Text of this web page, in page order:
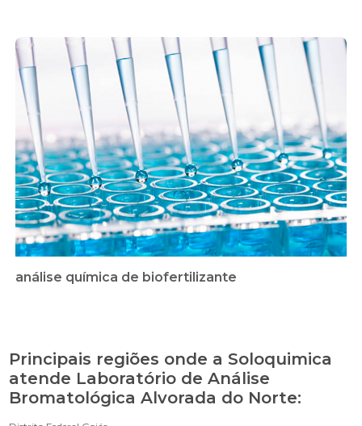
análise química de biofertilizante
Principais regiões onde a Soloquimica
atende Laboratório de Análise
Bromatológica Alvorada do Norte: